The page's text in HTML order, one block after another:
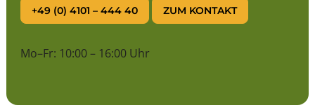
+49 (0) 4101 – 444 40 ZUM KONTAKT
Mo–Fr: 10:00 – 16:00 Uhr